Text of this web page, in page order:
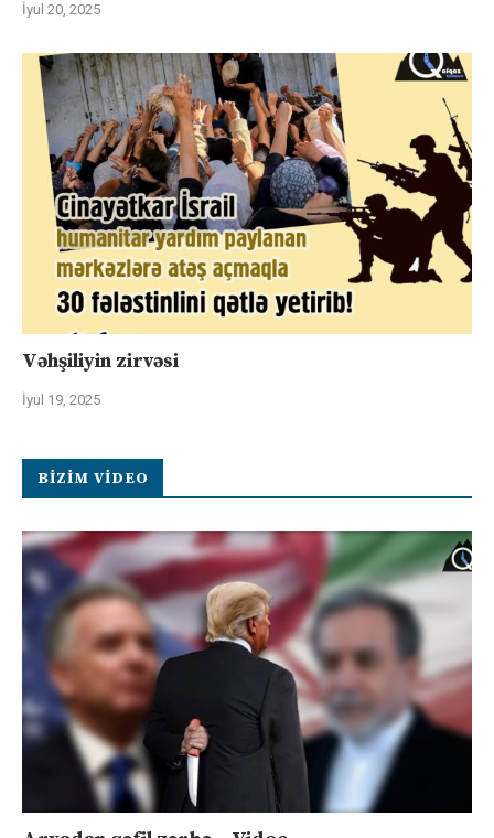
İyul 20, 2025
Vəhşiliyin zirvəsi
İyul 19, 2025
BIZIM VIDEO